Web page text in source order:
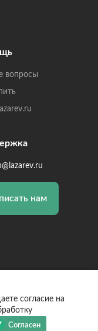
вопросы
нам
С:
согласие на
Согласен